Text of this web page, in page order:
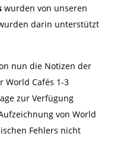
wurden von unseren
darin unterstützt
nun die Notizen der
World Cafés 1-3
zur Verfügung
von World
Fehlers nicht